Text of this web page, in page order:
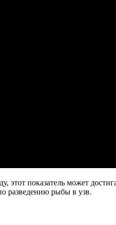
показатель может
разведению рыбы в узв.